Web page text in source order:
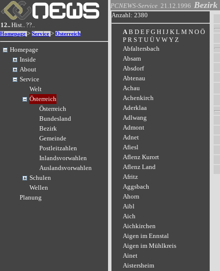
12..Hist..??..
Homepage > Service > Österreich
Homepage
Inside
About
Service
Welt
Österreich
Österreich
Bundesland
Bezirk
Gemeinde
Postleitzahlen
Inlandsvorwahlen
Auslandsvorwahlen
Schulen
Wellen
Planung
PCNEWS-Service 21.12.1996 Bezirk
Anzahl: 2380
A B D E F G H I J K L M N O Ö
P R S T U Ü V W Y Z
Abfaltersbach
Absam
Absdorf
Abtenau
Achau
Achenkirch
Aderklaa
Adlwang
Admont
Adnet
Afiesl
Aflenz Kurort
Aflenz Land
Afritz
Aggsbach
Ahorn
Aibl
Aich
Aichkirchen
Aigen im Ennstal
Aigen im Mühlkreis
Ainet
Aistersheim